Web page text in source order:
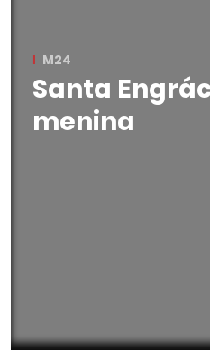
M24
Santa
menina